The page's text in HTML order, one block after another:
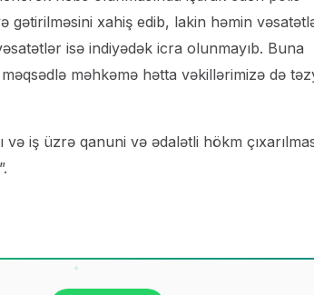
gətirilməsini xahiş edib, lakin həmin
isə indiyədək icra olunmayıb. Buna
məhkəmə hətta vəkillərimizə də
iş üzrə qanuni və ədalətli hökm